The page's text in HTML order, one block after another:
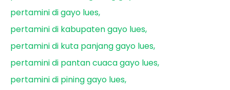
pertamini di gayo lues
pertamini di kabupaten gayo lues
pertamini di kuta panjang gayo lues
pertamini di pantan cuaca gayo lues
pertamini di pining gayo lues